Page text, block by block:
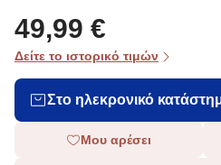
49,99 €
Δείτε το ιστορικό τιμών
Στο ηλεκρονικό
Μου αρέσει